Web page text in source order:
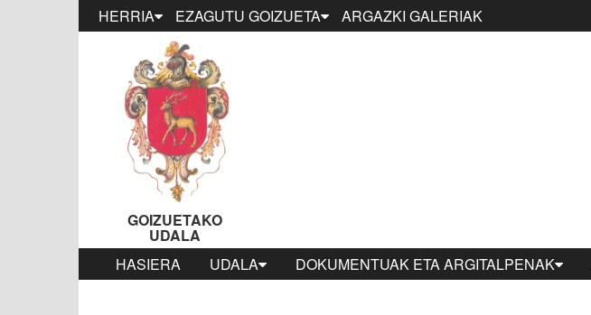
HERRIA EZAGUTU GOIZUETA ARGAZKI GALERIAK
GOIZUETAKO
UDALA
HASIERA
UDALA DOKUMENTUAK ETA ARGITALPENAK